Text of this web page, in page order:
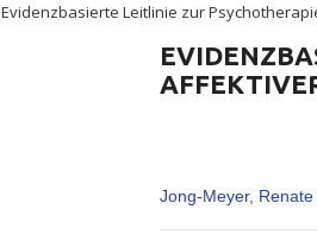
Evidenzbasierte Leitlinie zur
Jong-Meyer,